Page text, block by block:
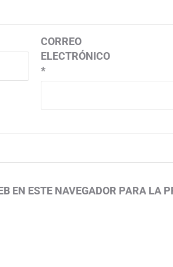
CORREO
ELECTRÓNICO
*
EN ESTE NAVEGADOR PARA LA